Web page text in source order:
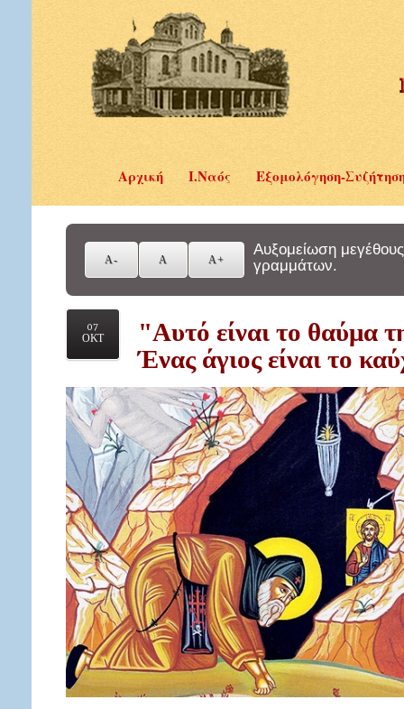
Αρχική Ι.Ναός Εξομολόγηση-
Αυξομείωση μεγέθους
γραμμάτων.
07
ΟΚΤ
"Αυτό είναι το θαύμα
Ένας άγιος είναι το